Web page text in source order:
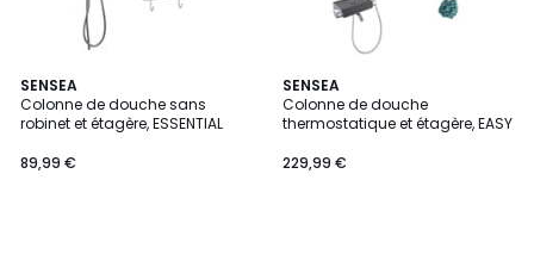
SENSEA
Colonne de douche sans
robinet et étagère, ESSENTIAL
89,99 €
SENSEA
Colonne de douche
thermostatique et étagère, EASY
229,99 €